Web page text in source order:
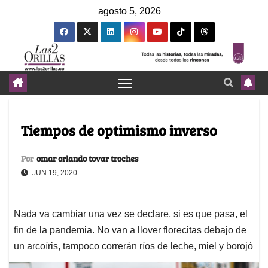
agosto 5, 2026
Tiempos de optimismo inverso
Por omar orlando tovar troches
JUN 19, 2020
Nada va cambiar una vez se declare, si es que pasa, el
fin de la pandemia. No van a llover florecitas debajo de
un arcoíris, tampoco correrán ríos de leche, miel y borojó